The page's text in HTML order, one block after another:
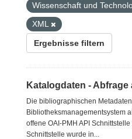
Wissenschaft und
XML
Ergebnisse filtern
Katalogdaten - Abfrage
Die bibliographischen
Bibliotheksmanagementsystem
offene OAI-PMH API
Schnittstelle wurde in...